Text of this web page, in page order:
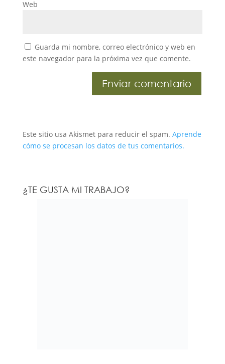
Web
Guarda mi nombre, correo electrónico y web en
este navegador para la próxima vez que comente.
Este sitio usa Akismet para reducir el spam. Aprende
cómo se procesan los datos de tus comentarios.
¿TE GUSTA MI TRABAJO?